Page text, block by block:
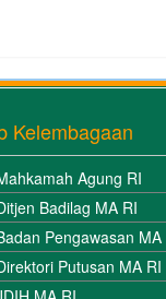
Kelembagaan
Agung RI
Badilag MA RI
Pengawasan MA
Putusan MA RI